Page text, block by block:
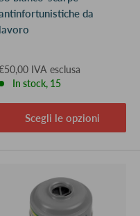
da
lavoro
IVA esclusa
In stock, 15
Scegli le opzioni